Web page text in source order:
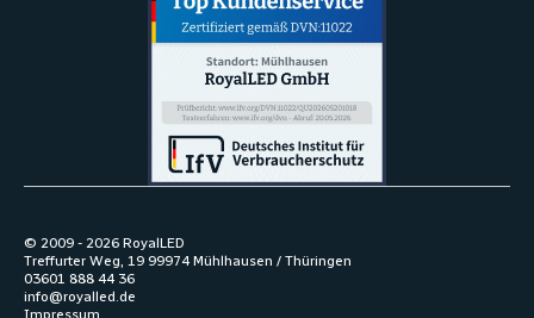
© 2009 - 2026 RoyalLED
Treffurter Weg, 19 99974 Mühlhausen / Thüringen
03601 888 44 36
info@royalled.de
Impressum